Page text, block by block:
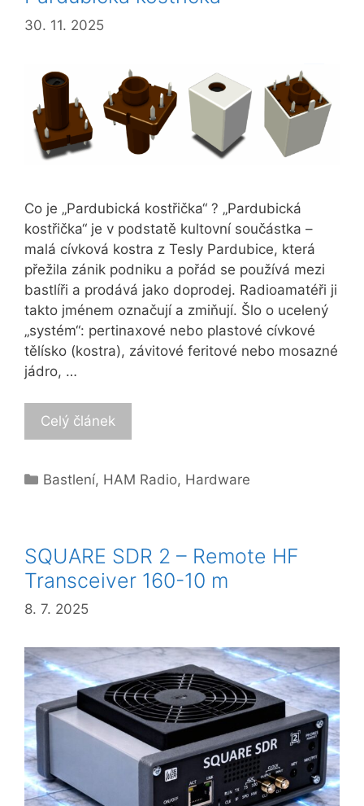
30. 11. 2025
Co je „Pardubická kostřička“ ? „Pardubická
kostřička“ je v podstatě kultovní součástka –
malá cívková kostra z Tesly Pardubice, která
přežila zánik podniku a pořád se používá mezi
bastlíři a prodává jako doprodej. Radioamatéři ji
takto jménem označují a zmiňují. Šlo o ucelený
„systém“: pertinaxové nebo plastové cívkové
tělísko (kostra), závitové feritové nebo mosazné
jádro, …
Celý článek
Categories
Bastlení, HAM Radio, Hardware
SQUARE SDR 2 – Remote HF
Transceiver 160-10 m
8. 7. 2025